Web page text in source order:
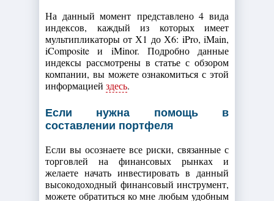
На данный момент представлено 4 вида
индексов, каждый из которых имеет
мультипликаторы от Х1 до Х6: iPro, iMain,
iComposite и iMinor. Подробно данные
индексы рассмотрены в статье с обзором
компании, вы можете ознакомиться с этой
информацией здесь.
Если нужна помощь в
составлении портфеля
Если вы осознаете все риски, связанные с
торговлей на финансовых рынках и
желаете начать инвестировать в данный
высокодоходный финансовый инструмент,
можете обратиться ко мне любым удобным